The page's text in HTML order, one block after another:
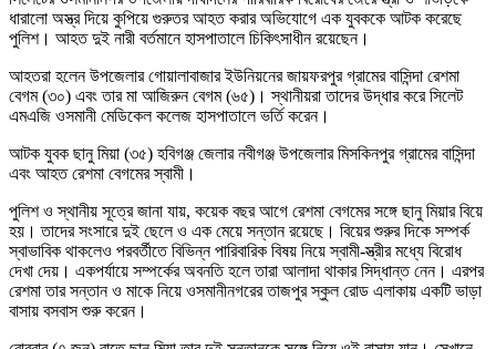
ধারালো অস্ত্র দিয়ে কুপিয়ে গুরুতর আহত করার অভিযোগে এক যুবককে আটক করেছে
পুলিশ। আহত দুই নারী বর্তমানে হাসপাতালে চিকিৎসাধীন রয়েছেন।
আহতরা হলেন উপজেলার গোয়ালাবাজার ইউনিয়নের জায়ফরপুর গ্রামের বাসিন্দা রেশমা
বেগম (৩০) এবং তার মা আজিরুন বেগম (৬৫)। স্থানীয়রা তাদের উদ্ধার করে সিলেট
এমএজি ওসমানী মেডিকেল কলেজ হাসপাতালে ভর্তি করেন।
আটক যুবক ছানু মিয়া (৩৫) হবিগঞ্জ জেলার নবীগঞ্জ উপজেলার মিসকিনপুর গ্রামের বাসিন্দা
এবং আহত রেশমা বেগমের স্বামী।
পুলিশ ও স্থানীয় সূত্রে জানা যায়, কয়েক বছর আগে রেশমা বেগমের সঙ্গে ছানু মিয়ার বিয়ে
হয়। তাদের সংসারে দুই ছেলে ও এক মেয়ে সন্তান রয়েছে। বিয়ের শুরুর দিকে সম্পর্ক
স্বাভাবিক থাকলেও পরবর্তীতে বিভিন্ন পারিবারিক বিষয় নিয়ে স্বামী-স্ত্রীর মধ্যে বিরোধ
দেখা দেয়। একপর্যায়ে সম্পর্কের অবনতি হলে তারা আলাদা থাকার সিদ্ধান্ত নেন। এরপর
রেশমা তার সন্তান ও মাকে নিয়ে ওসমানীনগরের তাজপুর স্কুল রোড এলাকায় একটি ভাড়া
বাসায় বসবাস শুরু করেন।